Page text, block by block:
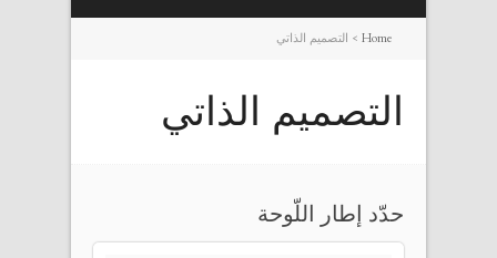
Home
> التصميم الذاتي
التصميم الذاتي
حدّد إطار اللّوحة